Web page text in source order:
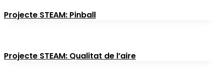
Projecte STEAM: Pinball
Projecte STEAM: Qualitat de l’aire